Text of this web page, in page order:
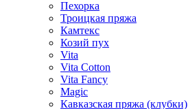
Пехорка
Троицкая пряжа
Камтекс
Козий пух
Vita
Vita Cotton
Vita Fancy
Magic
Кавказская пряжа (клубки)